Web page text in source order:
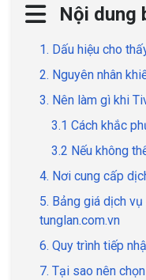
Nội dung
1. Dấu hiệu cho
2. Nguyên nhân
3. Nên làm gì khi
3.1 Cách khắc
3.2 Nếu không
4. Nơi cung cấp
5. Bảng giá dịch
tunglan.com.vn
6. Quy trình tiếp
7. Tại sao nên